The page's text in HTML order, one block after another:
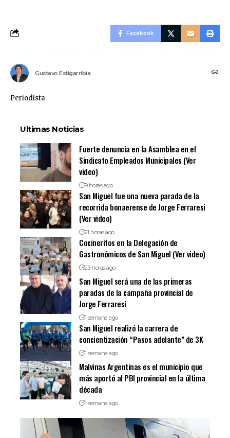
Facebook
Gustavo Estigarribia
Periodista
Ultimas Noticias
Fuerte denuncia en la Asamblea en el
Sindicato Empleados Municipales (Ver
video)
9 horas ago
San Miguel fue una nueva parada de la
recorrida bonaerense de Jorge Ferraresi
(Ver video)
21 horas ago
Cocineritos en la Delegación de
Gastronómicos de San Miguel (Ver video)
23 horas ago
San Miguel será una de las primeras
paradas de la campaña provincial de
Jorge Ferraresi
1 semana ago
San Miguel realizó la carrera de
concientización “Pasos adelante” de 3K
1 semana ago
Malvinas Argentinas es el municipio que
más aportó al PBI provincial en la última
década
1 semana ago